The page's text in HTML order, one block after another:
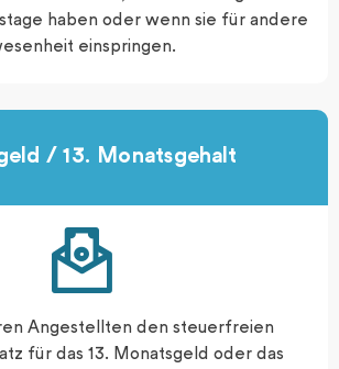
haben oder wenn sie für andere
einspringen.
/ 13. Monatsgehalt​
Angestellten den steuerfreien
für das 13. Monatsgeld oder das